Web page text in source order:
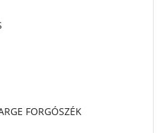
FORGÓSZÉK